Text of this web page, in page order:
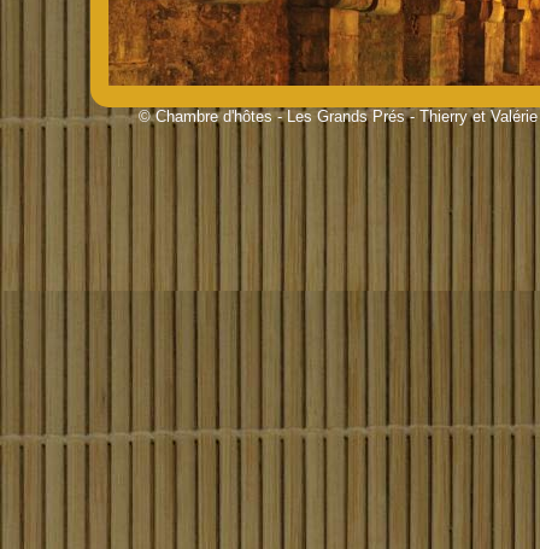
© Chambre d'hôtes - Les Grands Prés - Thierry et